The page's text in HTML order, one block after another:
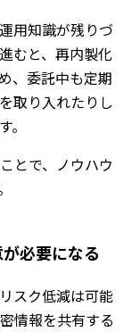
用知識が残りづ
むと、再内製化
、委託中も定期
取り入れたりし
とで、ノウハウ
必要になる
スク低減は可能
情報を共有する